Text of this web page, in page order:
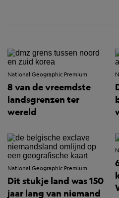
National Geographic Premium
8 van de vreemdste
landsgrenzen ter
wereld
National Geographic Premium
Dit stukje land was 150
jaar lang van niemand